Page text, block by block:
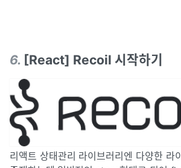
6. [React] Recoil 시작하기
리액트 상태관리 라이브러리엔 다양한 라